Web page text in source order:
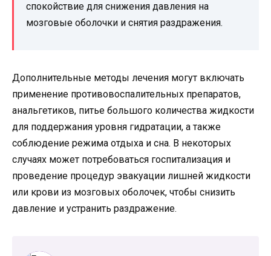
спокойствие для снижения давления на
мозговые оболочки и снятия раздражения.
Дополнительные методы лечения могут включать
применение противовоспалительных препаратов,
анальгетиков, питье большого количества жидкости
для поддержания уровня гидратации, а также
соблюдение режима отдыха и сна. В некоторых
случаях может потребоваться госпитализация и
проведение процедур эвакуации лишней жидкости
или крови из мозговых оболочек, чтобы снизить
давление и устранить раздражение.